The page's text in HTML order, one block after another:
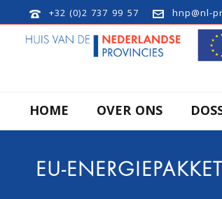
+32 (0)2 737 99 57 hnp@nl-
HOME OVER ONS
EU-